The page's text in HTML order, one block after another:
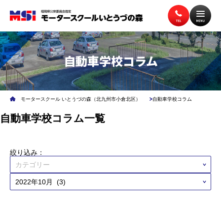
トップページ 入校案内
無料送迎バス よくある質問
自動車学校コラム
モータースクール いとうづの森（北九州市小倉北区） 自動車学校コラム
自動車学校コラム一覧
絞り込み：